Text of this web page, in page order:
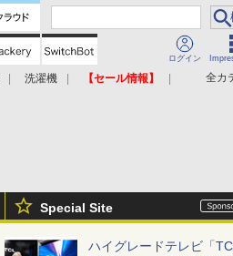
ログイン
全カ
洗濯機
【セール情報】
Special Site
ハイグレードテレビ「